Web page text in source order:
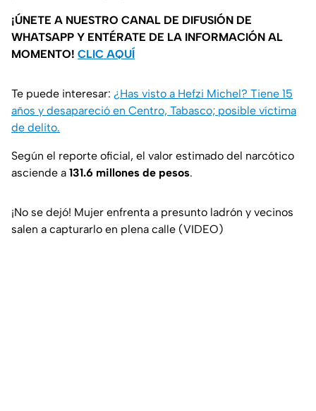
¡ÚNETE A NUESTRO CANAL DE DIFUSIÓN DE
WHATSAPP Y ENTÉRATE DE LA INFORMACIÓN AL
MOMENTO! CLIC AQUÍ
Te puede interesar: ¿Has visto a Hefzi Michel? Tiene 15
años y desapareció en Centro, Tabasco; posible víctima
de delito.
Según el reporte oficial, el valor estimado del narcótico
asciende a 131.6 millones de pesos.
¡No se dejó! Mujer enfrenta a presunto ladrón y vecinos
salen a capturarlo en plena calle (VIDEO)